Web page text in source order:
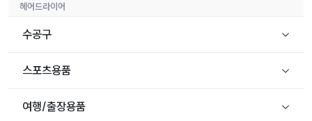
헤어드라이어
수공구
스포츠용품
여행/출장용품